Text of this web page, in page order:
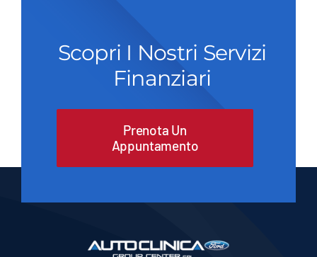
Scopri I Nostri Servizi
Finanziari
Prenota Un
Appuntamento